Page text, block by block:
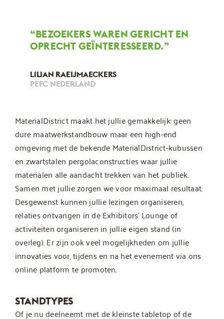
“BEZOEKERS WAREN GERICHT EN
OPRECHT GEÏNTERESSEERD.”
LILIAN RAEIJMAECKERS
PEFC NEDERLAND
MaterialDistrict maakt het jullie gemakkelijk: geen
dure maatwerkstandbouw maar een high-end
omgeving met de bekende MaterialDistrict-kubussen
en zwartstalen pergolaconstructies waar jullie
materialen alle aandacht trekken van het publiek.
Samen met jullie zorgen we voor maximaal resultaat.
Desgewenst kunnen jullie lezingen organiseren,
relaties ontvangen in de Exhibitors’ Lounge of
activiteiten organiseren in jullie eigen stand (in
overleg). Er zijn ook veel mogelijkheden om jullie
innovaties voor, tijdens en na het evenement via ons
online platform te promoten.
STANDTYPES
Of je nu deelneemt met de kleinste tabletop of de